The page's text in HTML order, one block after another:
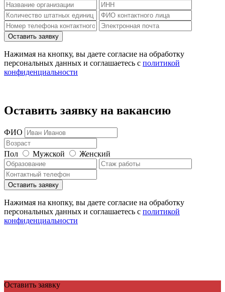
Нажимая на кнопку, вы даете согласие на обработку
персональных данных и соглашаетесь c политикой
конфиденциальности
Оставить заявку на вакансию
ФИО
Пол Мужской Женский
Нажимая на кнопку, вы даете согласие на обработку
персональных данных и соглашаетесь c политикой
конфиденциальности
Оставить заявку